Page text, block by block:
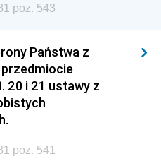
poz. 543
Państwa z
przedmiocie
20 i 21 ustawy z
poz. 541